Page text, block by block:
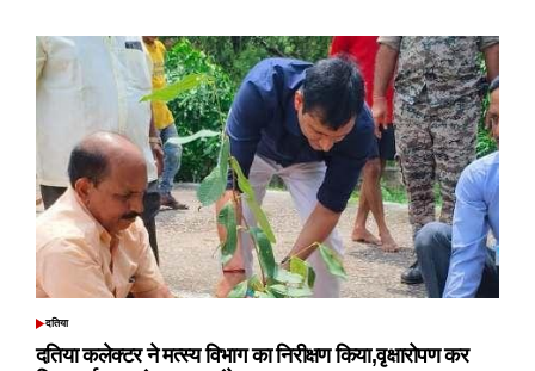
POSTED
दतिया
दतिया कलेक्टर ने मत्स्य विभाग का निरीक्षण किया,वृक्षारोपण कर